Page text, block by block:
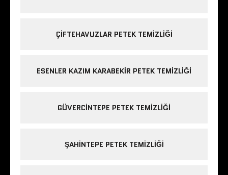
ÇIFTEHAVUZLAR PETEK TEMIZLIĞI
ESENLER KAZIM KARABEKIR PETEK TEMIZLIĞI
GÜVERCINTEPE PETEK TEMIZLIĞI
ŞAHINTEPE PETEK TEMIZLIĞI